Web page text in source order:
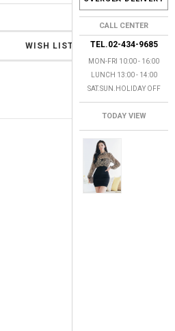
CALL CENTER
TEL.02-434-9685
MON-FRI 10:00 - 16:00
LUNCH 13:00 - 14:00
SAT.SUN.HOLIDAY OFF
TODAY VIEW
WISH LIST